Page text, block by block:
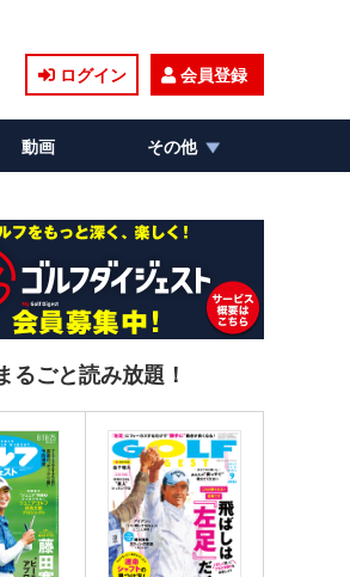
ログイン 会員登録
動画 その他
るごと読み放題！